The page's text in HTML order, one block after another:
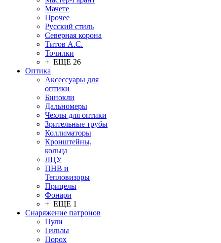
Мачете
Прочее
Русский стиль
Северная корона
Титов А.С.
Точилки
+ ЕЩЕ 26
Оптика
Аксессуары для
оптики
Бинокли
Дальномеры
Чехлы для оптики
Зрительные трубы
Коллиматоры
Кронштейны,
кольца
ЛЦУ
ПНВ и
Тепловизоры
Прицелы
Фонари
+ ЕЩЕ 1
Снаряжение патронов
Пули
Гильзы
Порох